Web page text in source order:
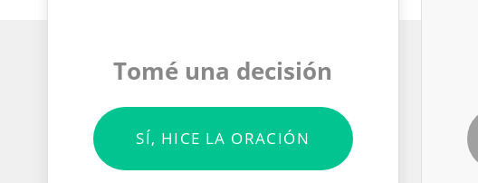
Tomé una decisión
SÍ, HICE LA ORACIÓN